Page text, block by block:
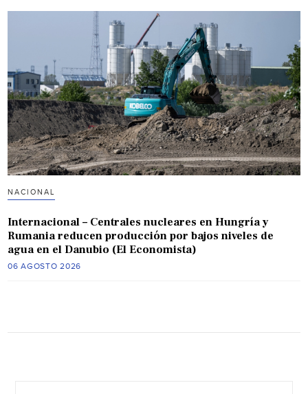
NACIONAL
Internacional – Centrales nucleares en Hungría y
Rumania reducen producción por bajos niveles de
agua en el Danubio (El Economista)
06 AGOSTO 2026